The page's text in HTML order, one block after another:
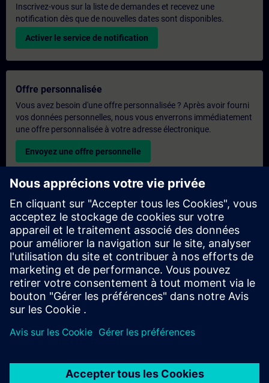
Inscrivez-vous sur la liste de demandes et recevez une
notification dès que de nouvelles dates sont disponibles.
Activer le service de notification
Offre personnalisée
Vous avez besoin d'une offre personnalisée ? Après avoir fourni
vos données personnelles, nous vous enverrons immédiatement
une offre personnalisée à votre adresse électronique.
Envoyez une offre personnelle
Demande de formation exclusive
Veuillez remplir le formulaire ci-dessous si vous souhaitez
obtenir un devis pour une formation exclusive, que ce soit sur
site, en ligne ou dans notre centre de formation SITRAIN. Ce
type de demande convient aux groupes plus importants (6
personnes ou plus). Après avoir fourni vos coordonnées et vos
besoins en matière de formation, vous recevrez un devis de
notre part.
Demander un devis exclusif